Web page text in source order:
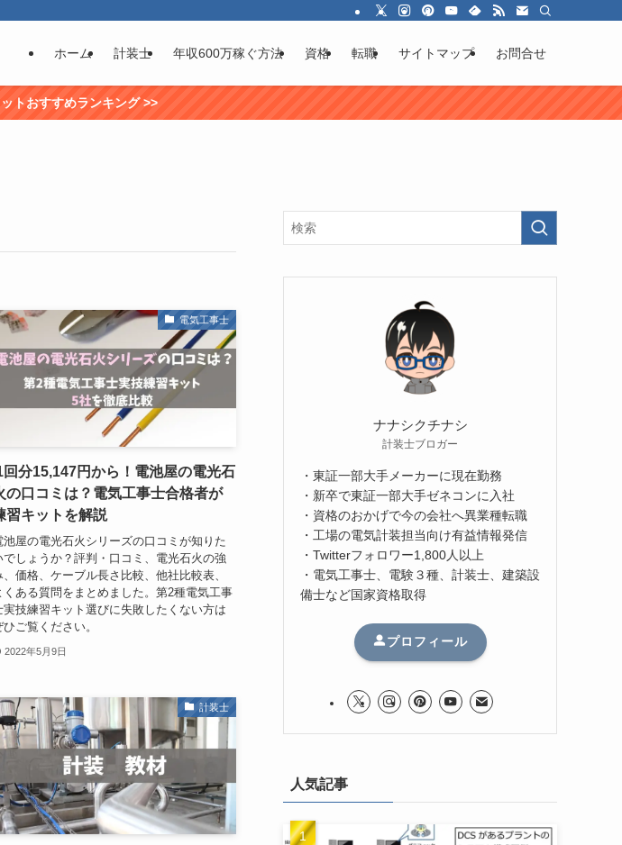
ホーム 計装士 年収600万稼ぐ方法 資格 転職 サイトマップ お問合せ
トおすすめランキング >>
電気工事士
回分15,147円から！電池屋の電光石
の口コミは？電気工事士合格者が
習キットを解説
池屋の電光石火シリーズの口コミが知りた
でしょうか？評判・口コミ、電光石火の強
、価格、ケーブル長さ比較、他社比較表、
くある質問をまとめました。第2種電気工事
実技練習キット選びに失敗したくない方は
ひご覧ください。
2022年5月9日
計装士
ナナシクチナシ
計装士ブロガー
・東証一部大手メーカーに現在勤務
・新卒で東証一部大手ゼネコンに入社
・資格のおかげで今の会社へ異業種転職
・工場の電気計装担当向け有益情報発信
・Twitterフォロワー1,800人以上
・電気工事士、電験３種、計装士、建築設
備士など国家資格取得
プロフィール
人気記事